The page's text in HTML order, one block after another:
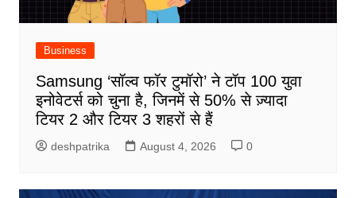
Business
Samsung ‘सॉल्व फॉर टुमॉरो’ ने टॉप 100 युवा
इनोवेटर्स को चुना है, जिनमें से 50% से ज़्यादा
टियर 2 और टियर 3 शहरों से हैं
deshpatrika August 4, 2026 0